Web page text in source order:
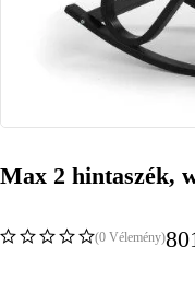
Max 2 hintaszék,
(0 Vélemény)